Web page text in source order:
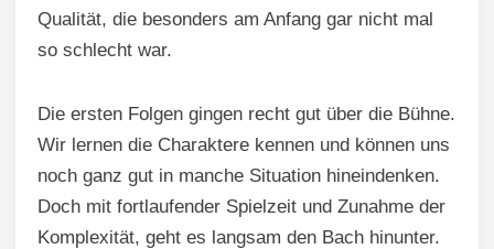
Qualität, die besonders am Anfang gar nicht mal
so schlecht war.
Die ersten Folgen gingen recht gut über die Bühne.
Wir lernen die Charaktere kennen und können uns
noch ganz gut in manche Situation hineindenken.
Doch mit fortlaufender Spielzeit und Zunahme der
Komplexität, geht es langsam den Bach hinunter.